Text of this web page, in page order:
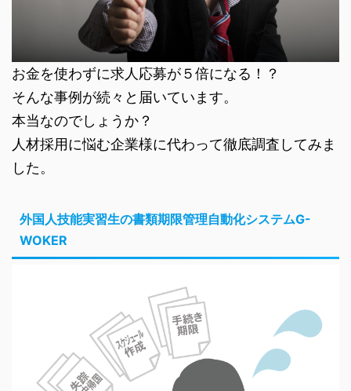
お金を使わずに求人応募が５倍になる！？
そんな事例が続々と届いています。
本当なのでしょうか？
人材採用に悩む企業様に代わって徹底調査してみま
した。
外国人技能実習生の書類期限管理自動化システムG-
WOKER